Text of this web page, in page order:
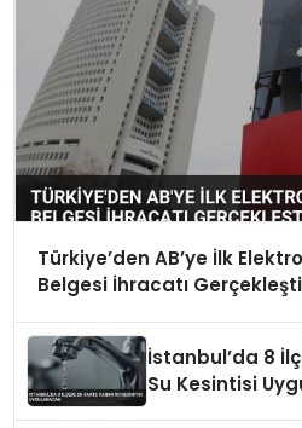
Türkiye’den AB’ye İlk
Belgesi İhracatı Gerçekleşti
İstanbul’da 8
Su Kesintisi